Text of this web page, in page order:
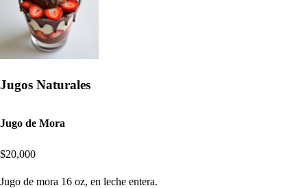
Jugos Naturales
Jugo de Mora
$20,000
Jugo de mora 16 oz, en leche entera.